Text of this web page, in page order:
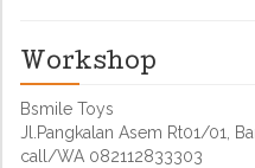
Workshop
Bsmile Toys
Jl.Pangkalan Asem Rt01/01,
call/WA 082112833303